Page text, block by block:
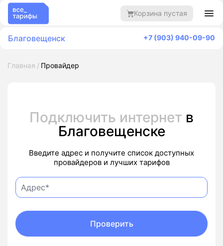
Корзина пустая
Благовещенск +7 (903) 940-09-90
Главная Провайдер
Подключить интернет в
Благовещенске
Введите адрес и получите список доступных
провайдеров и лучших тарифов
Проверить